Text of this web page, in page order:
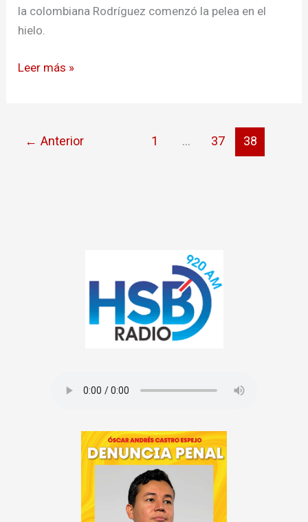
la colombiana Rodríguez comenzó la pelea en el
hielo.
Leer más »
← Anterior 1 … 37 38